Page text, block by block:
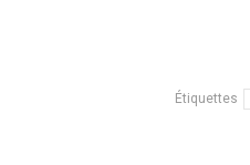
Étiquettes